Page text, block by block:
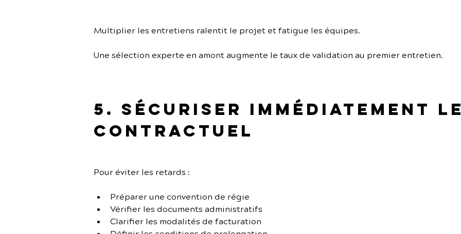
Multiplier les entretiens ralentit le projet et fatigue les équipes.
Une sélection experte en amont augmente le taux de validation au premier entretien.
5. Sécuriser immédiatement
contractuel
Pour éviter les retards :
Préparer une convention de régie
Vérifier les documents administratifs
Clarifier les modalités de facturation